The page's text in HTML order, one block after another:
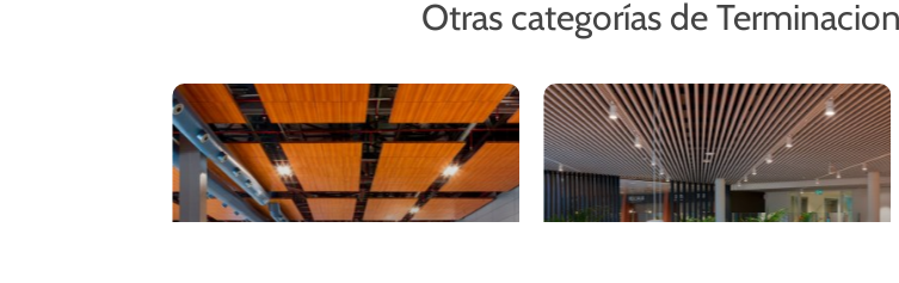
Otras categorías de